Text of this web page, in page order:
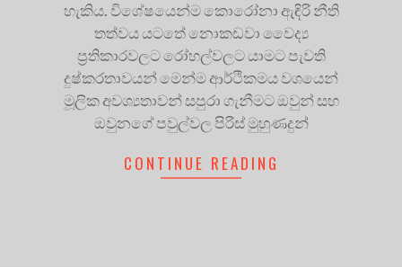
හැකිය. විශේෂයෙන්ම කොරෝනා ඇඳිරි නීති
තත්වය යටතේ නොකඩවා වෛද්‍ය
ප්‍රතිකාරවලට රෝහල්වලට යාමට පැවති
දුෂ්කරතාවයන් මෙන්ම ආර්ථිකමය වශයෙන්
මූලික අවශ්‍යතාවන් සපුරා ගැනීමට ඔවුන් සහ
ඔවුනගේ පවුල්වල පිරිස් මුහුණදුන්
CONTINUE READING